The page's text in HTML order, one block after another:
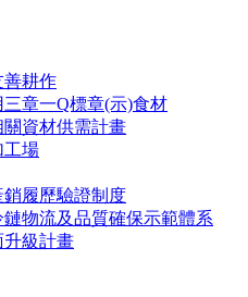
善耕作
章一Q標章(示)食材
資材供需計畫
工場
履歷驗證制度
物流及品質確保示範體系
升級計畫